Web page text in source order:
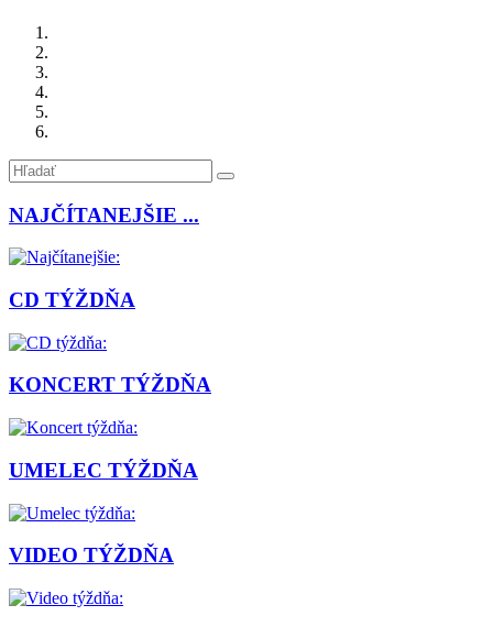
NAJČÍTANEJŠIE ...
CD TÝŽDŇA
KONCERT TÝŽDŇA
UMELEC TÝŽDŇA
VIDEO TÝŽDŇA